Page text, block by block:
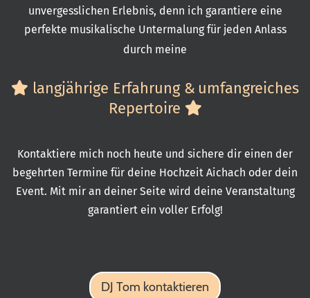
unvergesslichen Erlebnis, denn ich garantiere eine
perfekte musikalische Untermalung für jeden Anlass
durch meine
langjährige Erfahrung & umfangreiches
Repertoire
Kontaktiere mich noch heute und sichere dir einen der
begehrten Termine für deine Hochzeit Aichach oder dein
Event. Mit mir an deiner Seite wird deine Veranstaltung
garantiert ein voller Erfolg!
DJ Tom kontaktieren